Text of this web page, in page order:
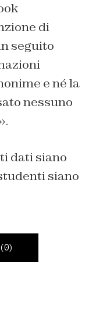
di
seguito
e né la
nessuno
dati siano
siano
(0)